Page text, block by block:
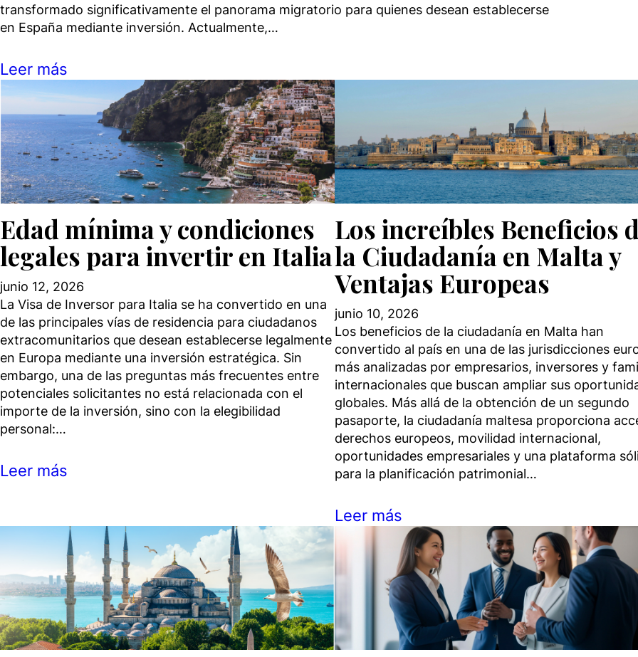
transformado significativamente el panorama migratorio para quienes desean establecerse
en España mediante inversión. Actualmente,…
Leer más
Edad mínima y condiciones
legales para invertir en Italia
junio 12, 2026
La Visa de Inversor para Italia se ha convertido en una
de las principales vías de residencia para ciudadanos
extracomunitarios que desean establecerse legalmente
en Europa mediante una inversión estratégica. Sin
embargo, una de las preguntas más frecuentes entre
potenciales solicitantes no está relacionada con el
importe de la inversión, sino con la elegibilidad
personal:…
Leer más
Los increíbles Beneficios
la Ciudadanía en Malta y
Ventajas Europeas
junio 10, 2026
Los beneficios de la ciudadanía en Malta han
convertido al país en una de las jurisdicciones
más analizadas por empresarios, inversores y
internacionales que buscan ampliar sus
globales. Más allá de la obtención de un segundo
pasaporte, la ciudadanía maltesa proporciona
derechos europeos, movilidad internacional,
oportunidades empresariales y una plataforma
para la planificación patrimonial…
Leer más